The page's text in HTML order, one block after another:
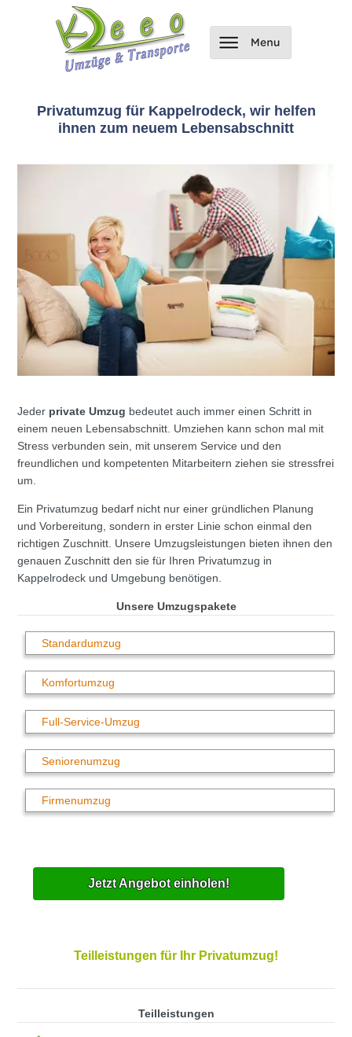
Privatumzug für Kappelrodeck, wir helfen
ihnen zum neuem Lebensabschnitt
Jeder private Umzug bedeutet auch immer einen Schritt in
einem neuen Lebensabschnitt. Umziehen kann schon mal mit
Stress verbunden sein, mit unserem Service und den
freundlichen und kompetenten Mitarbeitern ziehen sie stressfrei
um.
Ein Privatumzug bedarf nicht nur einer gründlichen Planung
und Vorbereitung, sondern in erster Linie schon einmal den
richtigen Zuschnitt. Unsere Umzugsleistungen bieten ihnen den
genauen Zuschnitt den sie für Ihren Privatumzug in
Kappelrodeck und Umgebung benötigen.
Unsere Umzugspakete
Standardumzug
Komfortumzug
Full-Service-Umzug
Seniorenumzug
Firmenumzug
Jetzt Angebot einholen!
Teilleistungen für Ihr Privatumzug!
Teilleistungen